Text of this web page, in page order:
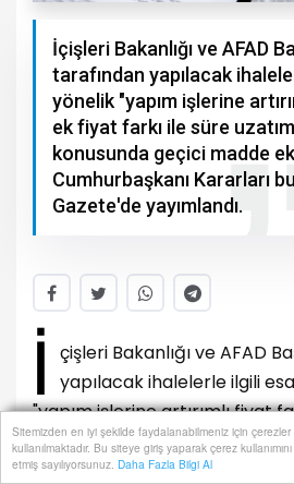
Sitemizden en iyi şekilde faydalanabilmeniz için çerezler
kullanılmaktadır. Bu siteye giriş yaparak çerez
etmiş sayılıyorsunuz. Daha Fazla Bilgi Al
İçişleri Bakanlığı ve AFAD
tarafından yapılacak
yönelik "yapım işlerine
ek fiyat farkı ile süre
konusunda geçici madde
Cumhurbaşkanı Kararları
Gazete'de yayımlandı.
İ
çişleri Bakanlığı ve AFAD
yapılacak ihalelerle ilgili
"yapım işlerine artırımlı fiyat
ile süre uzatımı verilmesi"
madde eklenmesine ilişkin
Anasayfa Yazarlar Haber Ara